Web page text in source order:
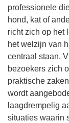
professionele
hond, kat of
richt zich op het
het welzijn van
centraal staan.
bezoekers zich
praktische
wordt
laagdrempelig
situaties waarin